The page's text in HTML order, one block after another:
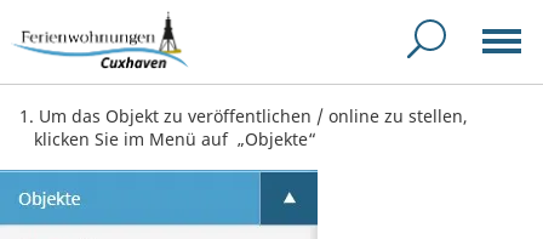
Um das Objekt zu veröffentlichen / online zu stellen,
klicken Sie im Menü auf „Objekte“